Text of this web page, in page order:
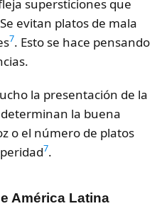
supersticiones que
evitan platos de mala
7. Esto se hace pensando
la presentación de la
la buena
o el número de platos
7.
América Latina